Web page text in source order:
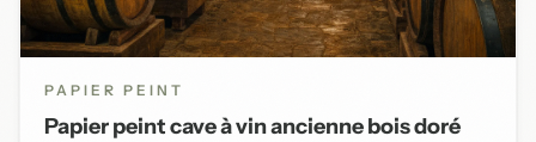
PAPIER PEINT
Papier peint cave à vin ancienne bois doré